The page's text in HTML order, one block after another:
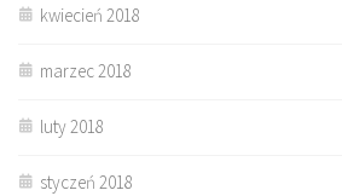
kwiecień 2018
marzec 2018
luty 2018
styczeń 2018